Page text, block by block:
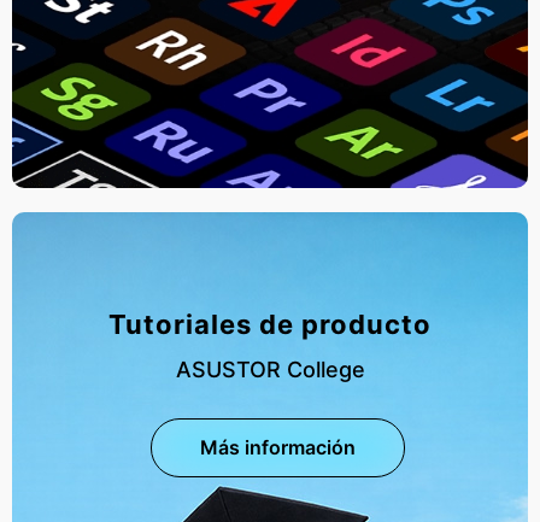
Tutoriales de producto
ASUSTOR College
Más información